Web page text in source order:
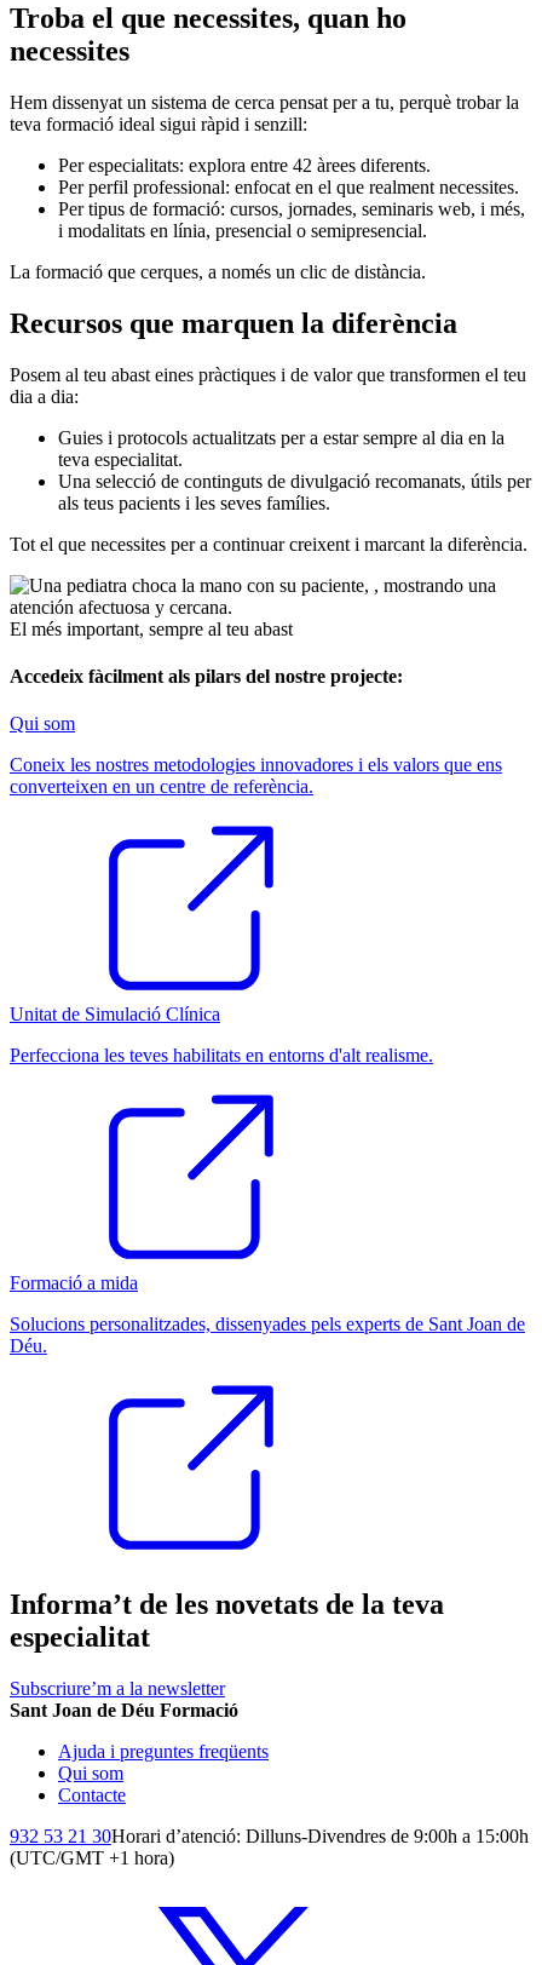
Troba el que necessites, quan ho
necessites
Hem dissenyat un sistema de cerca pensat per a tu, perquè trobar la
teva formació ideal sigui ràpid i senzill:
Per especialitats: explora entre 42 àrees diferents.
Per perfil professional: enfocat en el que realment necessites.
Per tipus de formació: cursos, jornades, seminaris web, i més,
i modalitats en línia, presencial o semipresencial.
La formació que cerques, a només un clic de distància.
Recursos que marquen la diferència
Posem al teu abast eines pràctiques i de valor que transformen el teu
dia a dia:
Guies i protocols actualitzats per a estar sempre al dia en la
teva especialitat.
Una selecció de continguts de divulgació recomanats, útils per
als teus pacients i les seves famílies.
Tot el que necessites per a continuar creixent i marcant la diferència.
El més important, sempre al teu abast
Accedeix fàcilment als pilars del nostre projecte:
Qui som
Coneix les nostres metodologies innovadores i els valors que ens
converteixen en un centre de referència.
Unitat de Simulació Clínica
Perfecciona les teves habilitats en entorns d'alt realisme.
Formació a mida
Solucions personalitzades, dissenyades pels experts de Sant Joan de
Déu.
Informa’t de les novetats de la teva
especialitat
Subscriure’m a la newsletter
Sant Joan de Déu Formació
Ajuda i preguntes freqüents
Qui som
Contacte
932 53 21 30Horari d’atenció: Dilluns-Divendres de 9:00h a 15:00h
(UTC/GMT +1 hora)